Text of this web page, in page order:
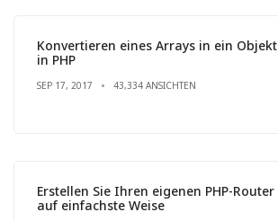
Konvertieren eines Arrays in ein Objekt
in PHP
SEP 17, 2017 43,334 ANSICHTEN
Erstellen Sie Ihren eigenen PHP-Router
auf einfachste Weise